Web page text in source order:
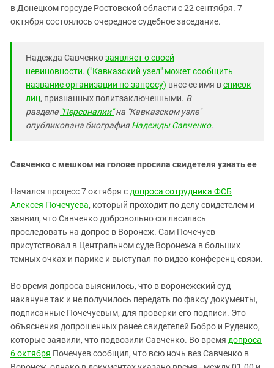
СКФО
Южная Осетия
Южный Кавказ
в Донецком горсуде Ростовской области с 22 сентября. 7
октября состоялось очередное судебное заседание.
Надежда Савченкозаявляет о своей
невиновности. ("Кавказский узел" может сообщить
название организации по запросу) внес ее имя всписок
лиц, признанных политзаключенными. В
разделе "Персоналии"на "Кавказском узле"
опубликована биографияНадеждыСавченко.
Савченко с мешком на голове просила свидетеля узнать ее
Начался процесс 7 октября с допроса сотрудника ФСБ
Алексея Почечуева, который проходит по делу свидетелем и
заявил, что Савченко добровольно согласилась
проследовать на допрос в Воронеж. Сам Почечуев
присутствовал в Центральном суде Воронежа в больших
темных очках и парике и выступал по видео-конференц-связи.
Во время допроса выяснилось, что в воронежский суд
накануне так и не получилось передать по факсу документы,
подписанные Почечуевым, для проверки его подписи. Это
объяснения допрошенных ранее свидетелей Бобро и Руденко,
которые заявили, что подвозили Савченко. Во время допроса
6 октября Почечуев сообщил, что всю ночь вез Савченко в